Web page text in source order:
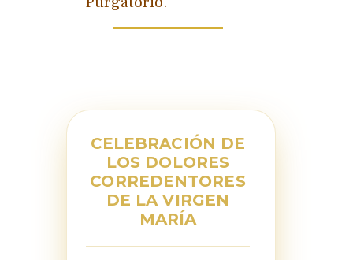
CELEBRACIÓN DE
LOS DOLORES
CORREDENTORES
DE LA VIRGEN
MARÍA